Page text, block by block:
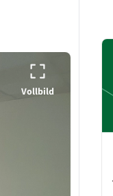
Vollbild